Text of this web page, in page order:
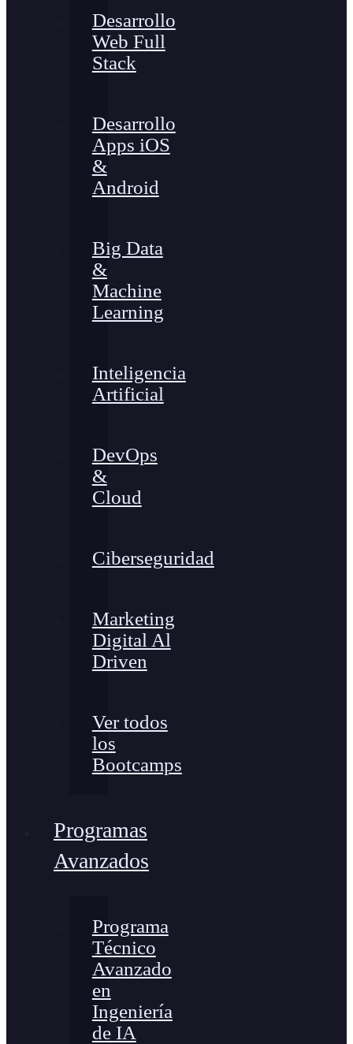
Desarrollo
Web Full
Stack
Desarrollo
Apps iOS
&
Android
Big Data
&
Machine
Learning
Inteligencia
Artificial
DevOps
&
Cloud
Ciberseguridad
Marketing
Digital Al
Driven
Ver todos
los
Bootcamps
Programas
Avanzados
Programa
Técnico
Avanzado
en
Ingeniería
de IA